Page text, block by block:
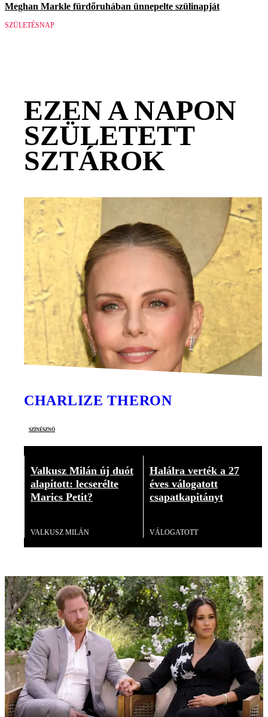
Meghan Markle fürdőruhában ünnepelte szülinapját
SZÜLETÉSNAP
EZEN A NAPON
SZÜLETETT
SZTÁROK
CHARLIZE THERON
színésznő
Valkusz Milán új duót
alapított: lecserélte
Marics Petit?
VALKUSZ MILÁN
Halálra verték a 27
éves válogatott
csapatkapitányt
VÁLOGATOTT